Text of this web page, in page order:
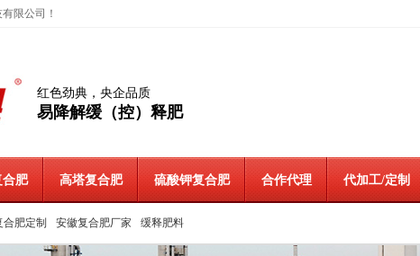
限公司！
红色劲典，央企品质
易降解缓（控）释肥
合肥 高塔复合肥 硫酸钾复合肥 合作代理 代加工/定制
合肥定制 安徽复合肥厂家 缓释肥料